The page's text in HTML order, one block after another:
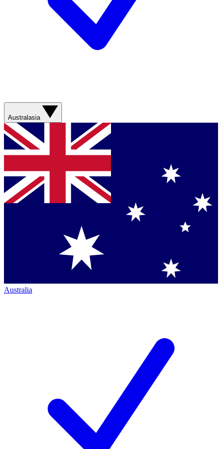
Australasia
Australia